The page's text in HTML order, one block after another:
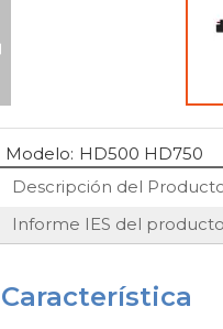
Modelo: HD500 HD750
Descripción del
Informe IES del producto
Característica